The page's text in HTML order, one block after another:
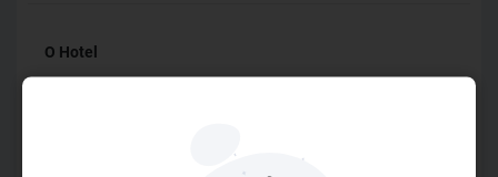
O Hotel
Nordeste. O material também reveste nossas piscinas,